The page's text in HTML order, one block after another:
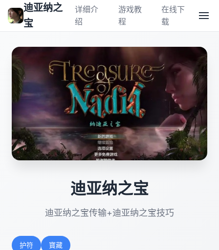
迪亚纳之
宝
详细介
绍
游戏教
程
在线下
载
迪亚纳之宝
迪亚纳之宝传输+迪亚纳之宝技巧
护符 寶藏